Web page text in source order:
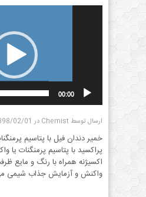
00:00
ارسال توسط Chemist در 1398/02/01
خمیر دندان فیل با پتاسیم
پراکسید با پتاسیم پرمنگنات یا
اکسیژنه همراه با رنگ و مایع
واکنش و آزمایش جذاب شیمی